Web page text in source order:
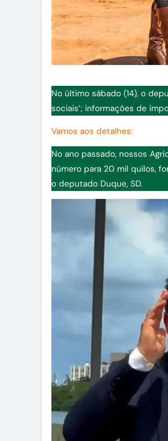
No último sábado (14), o
sociais’; informações de
Vamos aos detalhes:
No ano passado, nossos
número para 20 mil quilos,
o deputado Duque, SD.